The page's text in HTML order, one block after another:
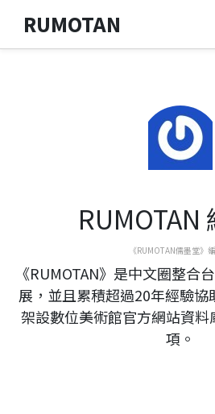
RUMOTAN
RUMOTAN
《RUMOTAN儒墨堂》
《RUMOTAN》是中文圈整合
展，並且累積超過20年經驗
架設數位美術館官方網站資
項。